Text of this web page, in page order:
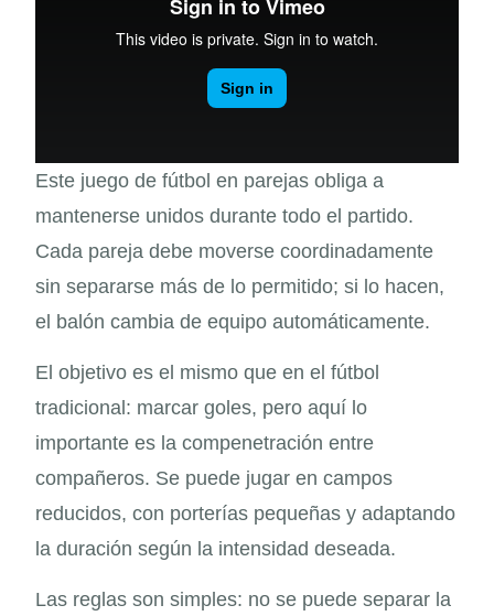
Este juego de fútbol en parejas obliga a
mantenerse unidos durante todo el partido.
Cada pareja debe moverse coordinadamente
sin separarse más de lo permitido; si lo hacen,
el balón cambia de equipo automáticamente.
El objetivo es el mismo que en el fútbol
tradicional: marcar goles, pero aquí lo
importante es la compenetración entre
compañeros. Se puede jugar en campos
reducidos, con porterías pequeñas y adaptando
la duración según la intensidad deseada.
Las reglas son simples: no se puede separar la